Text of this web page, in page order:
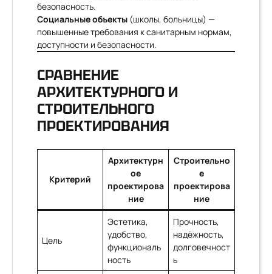
безопасность.
Социальные объекты (школы, больницы) —
повышенные требования к санитарным нормам,
доступности и безопасности.
СРАВНЕНИЕ
АРХИТЕКТУРНОГО И
СТРОИТЕЛЬНОГО
ПРОЕКТИРОВАНИЯ
Критерий
Архитектурн
ое
проектирова
ние
Строительно
е
проектирова
ние
Цель
Эстетика,
удобство,
функциональ
ность
Прочность,
надёжность,
долговечност
ь